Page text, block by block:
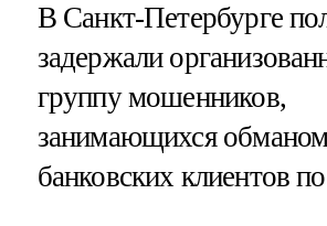
В Санкт-Петербурге
задержали
группу мошенников,
занимающихся
банковских клиентов